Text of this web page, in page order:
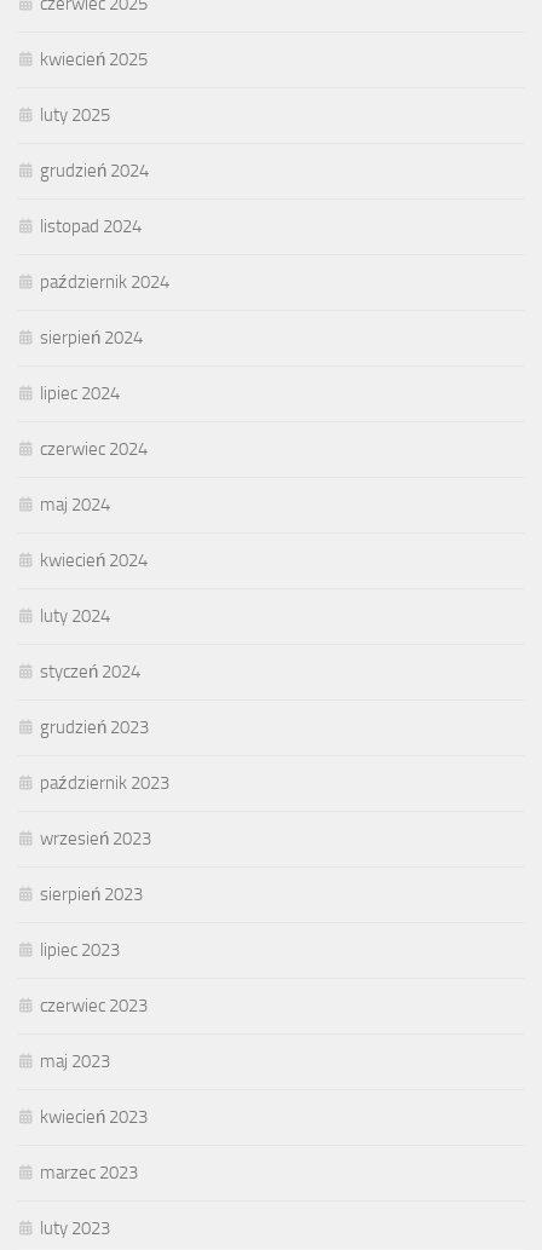
kwiecień 2025
luty 2025
grudzień 2024
listopad 2024
październik 2024
sierpień 2024
lipiec 2024
czerwiec 2024
maj 2024
kwiecień 2024
luty 2024
styczeń 2024
grudzień 2023
październik 2023
wrzesień 2023
sierpień 2023
lipiec 2023
czerwiec 2023
maj 2023
kwiecień 2023
marzec 2023
luty 2023